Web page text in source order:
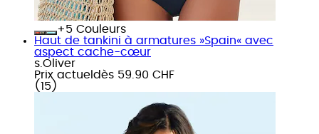
+
Couleurs
Haut de tankini à armatures »Spain« avec
aspect cache-cœur
s.Oliver
Prix actuel dès 59.90 CHF
( 15 )